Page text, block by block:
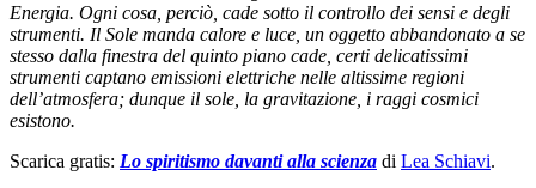
Energia. Ogni cosa, perciò, cade sotto il controllo dei sensi e degli
strumenti. Il Sole manda calore e luce, un oggetto abbandonato a se
stesso dalla finestra del quinto piano cade, certi delicatissimi
strumenti captano emissioni elettriche nelle altissime regioni
dell’atmosfera; dunque il sole, la gravitazione, i raggi cosmici
esistono.
Scarica gratis: Lo spiritismo davanti alla scienza di Lea Schiavi.